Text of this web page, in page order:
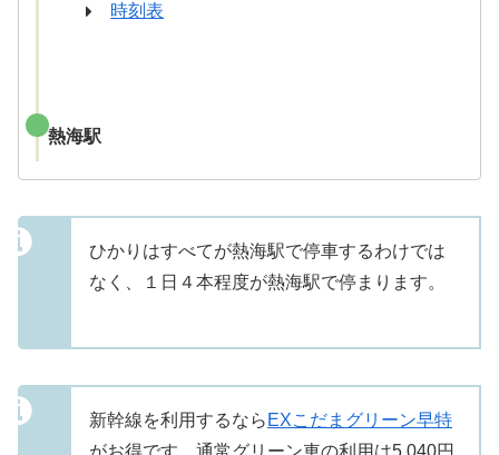
時刻表
熱海駅
ひかりはすべてが熱海駅で停車するわけでは
なく、１日４本程度が熱海駅で停まります。
新幹線を利用するなら EXこだまグリーン早特